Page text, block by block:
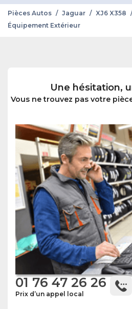
Pièces Autos / Jaguar / XJ6 X358
Équipement Extérieur
Une hésitation,
Vous ne trouvez pas votre
01 76 47 26 26
Prix d’un appel local